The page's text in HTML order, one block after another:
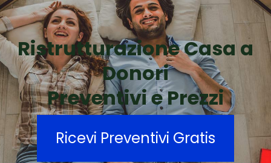
Ristrutturazione Casa a
Donori
Preventivi e Prezzi
Ricevi Preventivi Gratis